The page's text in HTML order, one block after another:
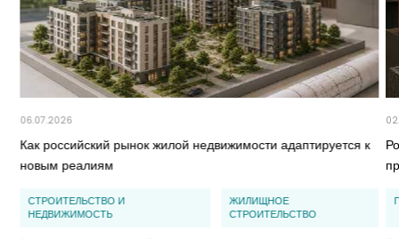
06.07.2026
Как российский рынок жилой недвижимости адаптируется к
новым реалиям
СТРОИТЕЛЬСТВО И
НЕДВИЖИМОСТЬ
ЖИЛИЩНОЕ
СТРОИТЕЛЬСТВО